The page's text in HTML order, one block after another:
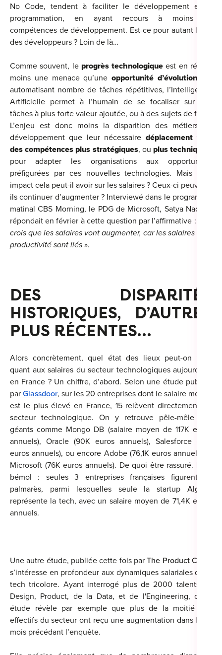
No Code, tendent à faciliter le développement et la
programmation, en ayant recours à moins de
compétences de développement. Est-ce pour autant la fin
des développeurs ? Loin de là…
Comme souvent, le progrès technologique est en réalité
moins une menace qu’uneopportunité d’évolution
automatisant nombre de tâches répétitives, l’Intelligence
Artificielle permet à l’humain de se focaliser sur des
tâches à plus forte valeur ajoutée, ou à des sujets de fond.
L’enjeu est donc moins la disparition des métiers de
développement que leur nécessaire déplacement vers
des compétences plus stratégiques, ou plus techniques
pour adapter les organisations aux opportunités
préfigurées par ces nouvelles technologies. Mais quel
impact cela peut-il avoir sur les salaires ? Ceux-ci peuvent-
ils continuer d’augmenter ? Interviewé dans le programme
matinal CBS Morning, le PDG de Microsoft, Satya Nadella
répondait en février à cette question par l’affirmative :
crois que les salaires vont augmenter, car les salaires et la
productivité sont liés ».
DES DISPARITÉS
HISTORIQUES, D’AUTRES
PLUS RÉCENTES…
Alors concrètement, quel état des lieux peut-on faire
quant aux salaires du secteur technologiques aujourd’hui
en France ? Un chiffre, d’abord. Selon une étude publiée
par Glassdoor, sur les 20 entreprises dont le salaire moyen
est le plus élevé en France, 15 relèvent directement du
secteur technologique. On y retrouve pêle-mêle des
géants comme Mongo DB (salaire moyen de 117K euros
annuels), Oracle (90K euros annuels), Salesforce (78K
euros annuels), ou encore Adobe (76,1K euros annuels) et
Microsoft (76K euros annuels). De quoi être rassuré. Petit
bémol : seules 3 entreprises françaises figurent au
palmarès, parmi lesquelles seule la startup Algolia
représente la tech, avec un salaire moyen de 71,4K euros
annuels.
Une autre étude, publiée cette fois parThe Product Crew
s’intéresse en profondeur aux dynamiques salariales de la
tech tricolore. Ayant interrogé plus de 2000 talents du
Design, Product, de la Data, et de l'Engineering, cette
étude révèle par exemple que plus de la moitié des
effectifs du secteur ont reçu une augmentation dans les 6
mois précédant l’enquête.